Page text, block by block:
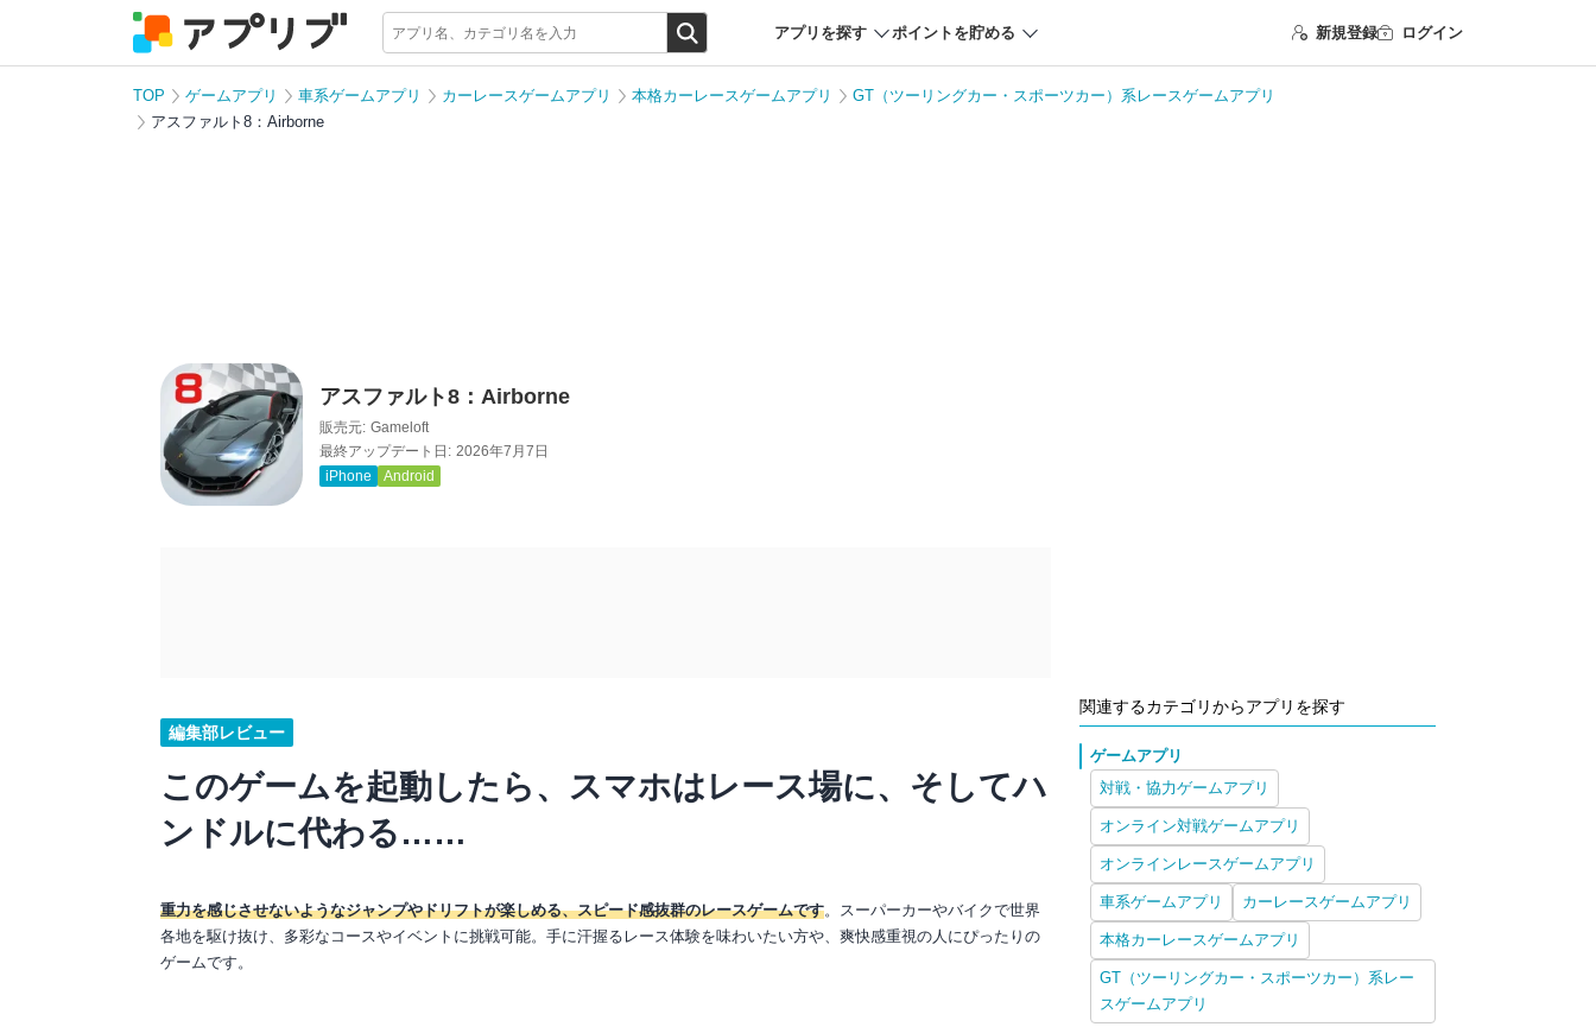
アプリを探す ポイントを貯める 新規登録 ログイン
TOP ゲームアプリ 車系ゲームアプリ カーレースゲームアプリ 本格カーレースゲームアプリ
GT（ツーリングカー・スポーツカー）系レースゲームアプリ
アスファルト8：Airborne
アスファルト8：Airborne
販売元: Gameloft
最終アップデート日: 2026年7月7日
iPhone
Android
編集部レビュー
このゲームを起動したら、スマホはレース場に、そしてハ
ンドルに代わる……
重力を感じさせないようなジャンプやドリフトが楽しめる、スピード感抜群のレースゲームです。スーパーカーやバイクで世界
各地を駆け抜け、多彩なコースやイベントに挑戦可能。手に汗握るレース体験を味わいたい方や、爽快感重視の人にぴったりの
ゲームです。
関連するカテゴリからアプリを探す
ゲームアプリ
対戦・協力ゲームアプリ
オンライン対戦ゲームアプリ
オンラインレースゲームアプリ
車系ゲームアプリ カーレースゲームアプリ
本格カーレースゲームアプリ
GT（ツーリングカー・スポーツカー）系レー
スゲームアプリ